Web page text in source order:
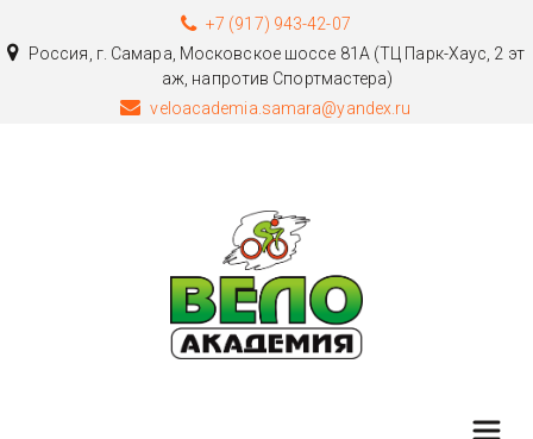
+7 (917) 943-42-07
Россия г. Самара Московское шоссе 81А (ТЦ Парк-Хаус, 2 эт
аж, напротив Спортмастера)
veloacademia.samara@yandex.ru